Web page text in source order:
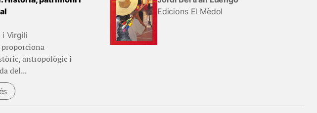
i Virgili
antropològic i
del...
Edicions El Mèdol